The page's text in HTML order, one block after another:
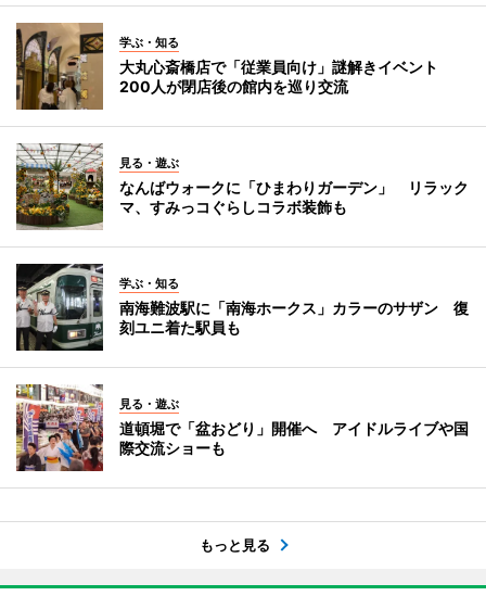
学ぶ・知る
大丸心斎橋店で「従業員向け」謎解きイベント
200人が閉店後の館内を巡り交流
見る・遊ぶ
なんばウォークに「ひまわりガーデン」 リラック
マ、すみっコぐらしコラボ装飾も
学ぶ・知る
南海難波駅に「南海ホークス」カラーのサザン 復
刻ユニ着た駅員も
見る・遊ぶ
道頓堀で「盆おどり」開催へ アイドルライブや国
際交流ショーも
もっと見る